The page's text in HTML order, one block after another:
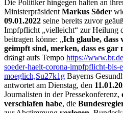
Die Politiker hingegen halten an
Ministerpräsident Markus Söder
09.01.2022 seine bereits zuvor
Impfpflicht „vielleicht“ zur Heilung
beitragen könne: „Ich glaube, dass
geimpft sind, merken, dass es gar
drängt aufs Tempo https://
soeder-haelt-corona-impfpflicht-bis-
moeglich,Su27k1g Bayerns
antwortet am Dienstag, den
Journalisten in der Pressekonferenz,
verschlafen habe, die